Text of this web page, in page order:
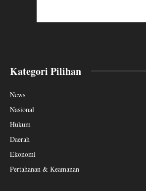
Kategori Pilihan
News
Nasional
Hukum
Daerah
Ekonomi
Pertahanan & Keamanan